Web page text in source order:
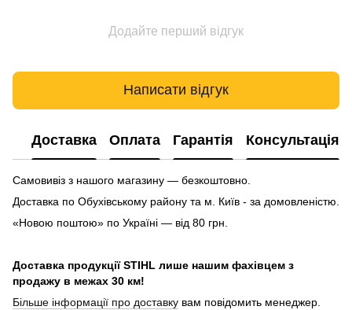
Додайте перший відгук
Написати відгук
Доставка Оплата Гарантія Консультація
Самовивіз з нашого магазину — безкоштовно.
Доставка по Обухівському району та м. Київ - за домовленістю.
«Новою поштою» по Україні — від 80 грн.
Доставка продукції STIHL лише нашим фахівцем з
продажу в межах 30 км!
Більше інформації про доставку вам повідомить менеджер.